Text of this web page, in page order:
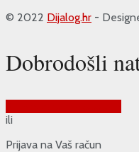
© 2022 Dijalog.hr -
Dobrodošli
ili
Prijava na Vaš račun